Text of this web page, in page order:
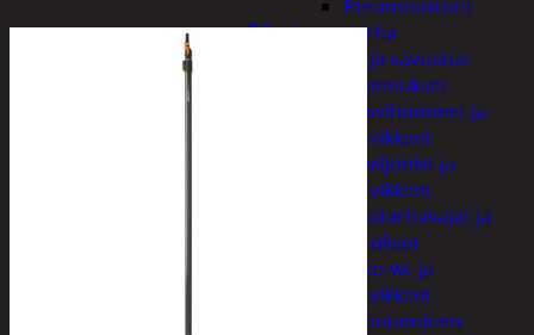
Perämoottorit
Piha ja puutarha
Grillaus ja savustus
Piharakennukset
Kasvihuoneet ja
tarvikkeet
Paviljonkit ja
tarvikkeet
Puutarhavajat ja
katokset
Ulko-wc ja
tarvikkeet
Piharakentaminen